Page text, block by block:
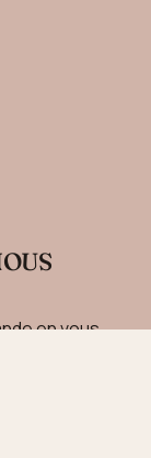
en vous